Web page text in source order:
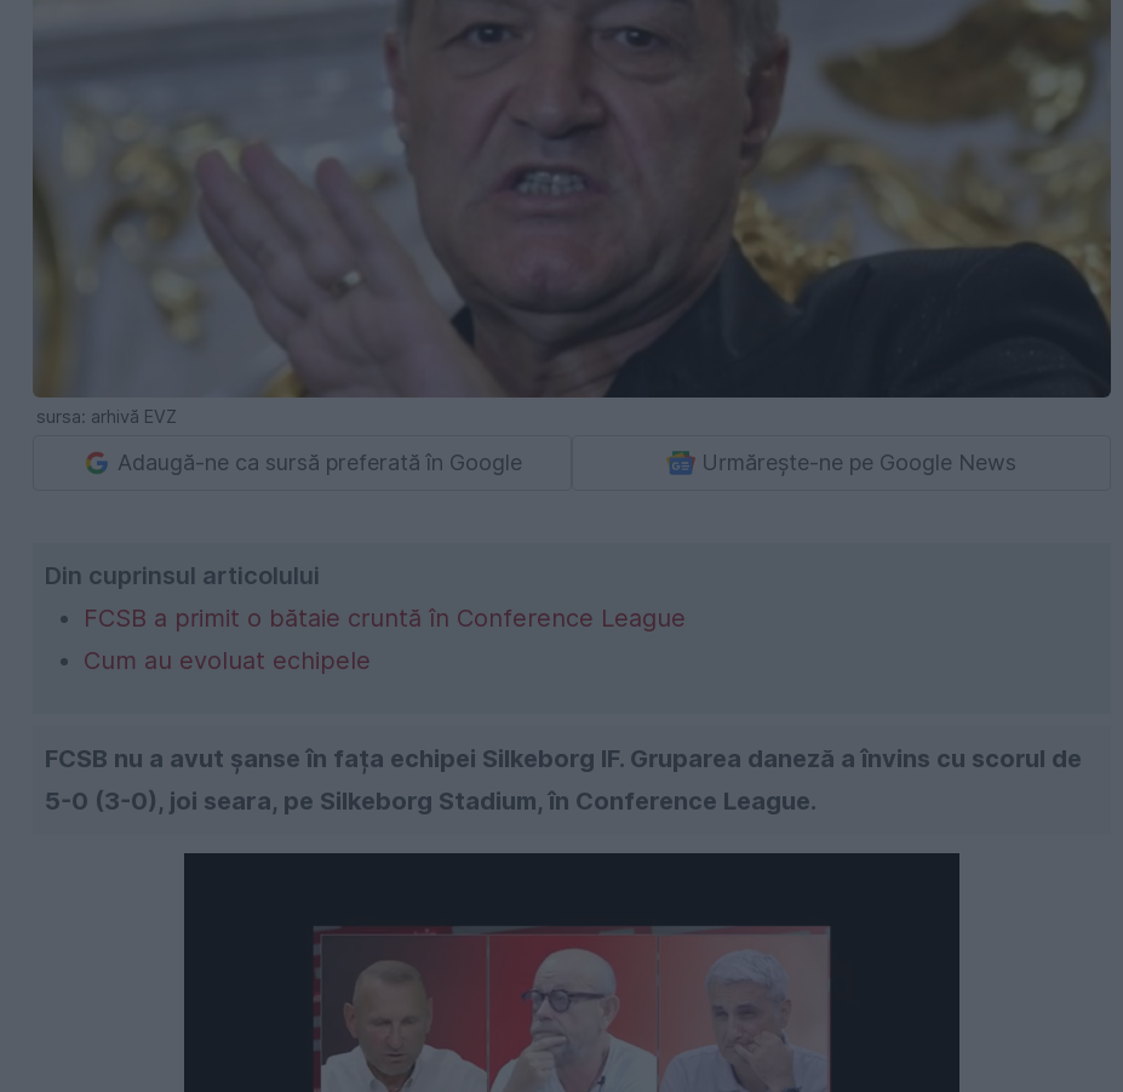
sursa: arhivă EVZ
Adaugă-ne ca sursă preferată în Google Urmărește-ne pe Google News
Din cuprinsul articolului
FCSB a primit o bătaie cruntă în Conference League
Cum au evoluat echipele
FCSB nu a avut șanse în fața echipei Silkeborg IF. Gruparea daneză a învins cu scorul de
5-0 (3-0), joi seara, pe Silkeborg Stadium, în Conference League.